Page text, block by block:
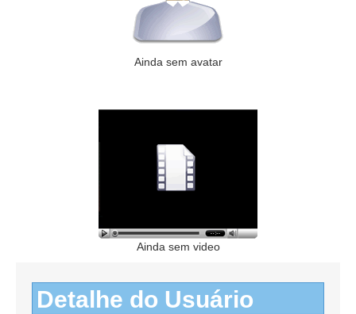
Ainda sem avatar
Ainda sem video
Detalhe do Usuário